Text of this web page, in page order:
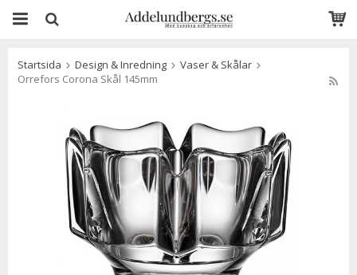
Startsida Design & Inredning
Vaser & Skålar
Orrefors Corona Skål 145mm